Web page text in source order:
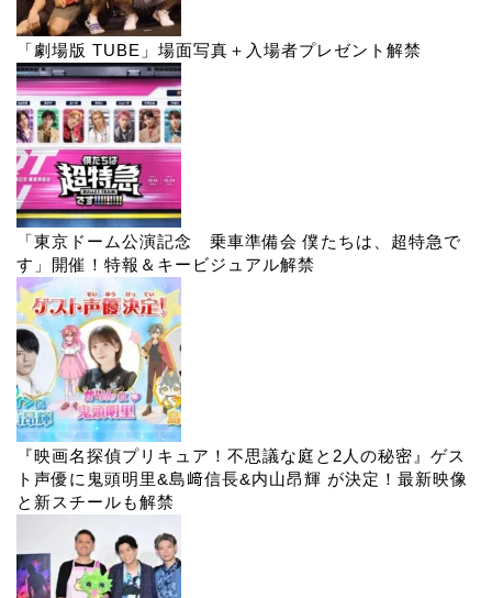
「劇場版 TUBE」場面写真＋入場者プレゼント解禁
「東京ドーム公演記念 乗車準備会 僕たちは、超特急で
す」開催！特報＆キービジュアル解禁
『映画名探偵プリキュア！不思議な庭と2人の秘密』ゲス
ト声優に鬼頭明里&島﨑信長&内山昂輝 が決定！最新映像
と新スチールも解禁